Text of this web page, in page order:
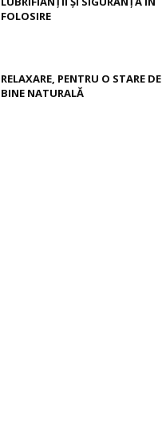
FOLOSIRE
RELAXARE, PENTRU O STARE DE
BINE NATURALĂ